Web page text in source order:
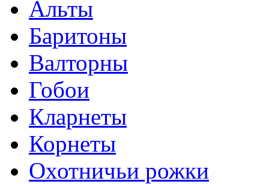
Альты
Баритоны
Валторны
Гобои
Кларнеты
Корнеты
Охотничьи рожки